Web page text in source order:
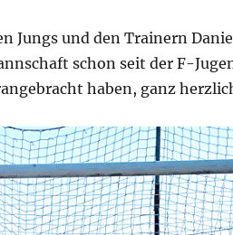
Jungs und den Trainern
schon seit der F-
haben, ganz